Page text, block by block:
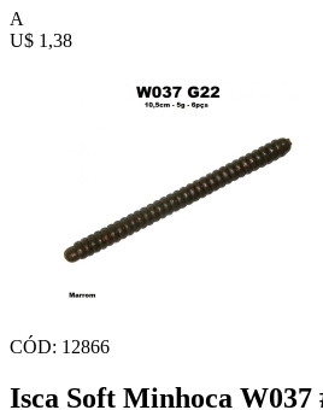
A
U$ 1,38
CÓD: 12866
Isca Soft Minhoca W037